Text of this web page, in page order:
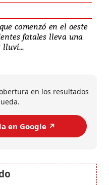
comenzó en el oeste
fatales lleva una
lluvi...
en los resultados
en Google ↗️